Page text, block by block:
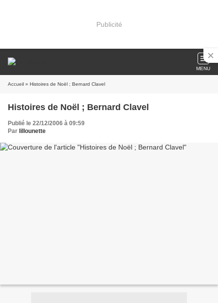
Publicité
MENU
Accueil » Histoires de Noël ; Bernard Clavel
Histoires de Noël ; Bernard Clavel
Publié le 22/12/2006 à 09:59
Par lillounette